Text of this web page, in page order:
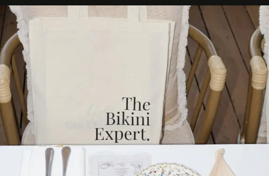
buluşturarak markanın Cavo Tagoo’daki varlığını
sürükleyici ve mevsime özel bir deneyime dönüştürüyor.